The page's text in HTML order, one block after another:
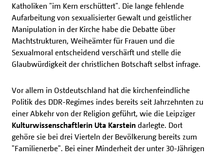
Katholiken "im Kern erschüttert". Die lange fehlende
Aufarbeitung von sexualisierter Gewalt und geistlicher
Manipulation in der Kirche habe die Debatte über
Machtstrukturen, Weiheämter für Frauen und die
Sexualmoral entscheidend verschärft und stelle die
Glaubwürdigkeit der christlichen Botschaft selbst infrage.
Vor allem in Ostdeutschland hat die kirchenfeindliche
Politik des DDR-Regimes indes bereits seit Jahrzehnten zu
einer Abkehr von der Religion geführt, wie die Leipziger
Kulturwissenschaftlerin Uta Karstein darlegte. Dort
gehöre sie bei drei Vierteln der Bevölkerung bereits zum
"Familienerbe". Bei einer Minderheit der unter 30-Jährigen